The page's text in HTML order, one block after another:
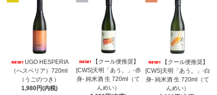
UGO HESPERIA
（へスペリア）720ml
（うごのつき）
1,980円(内税)
【クール便推奨】
[CWS]天明「あう。」-赤
身- 純米酒 生 720ml（て
んめい）
【クール便推奨】
[CWS]天明「あう。」-白
身- 純米酒 生 720ml（て
んめい）